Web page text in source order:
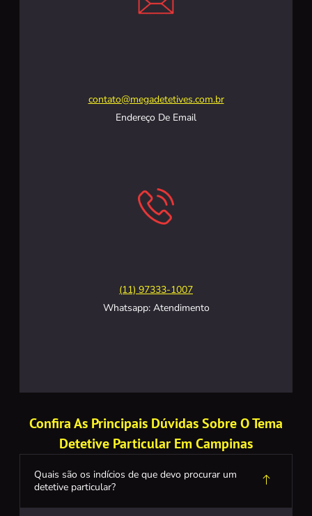
contato@megadetetives.com.br
Endereço De Email
(11) 97333-1007
Whatsapp: Atendimento
Confira As Principais Dúvidas Sobre O Tema
Detetive Particular Em Campinas
Quais são os indícios de que devo procurar um
detetive particular?